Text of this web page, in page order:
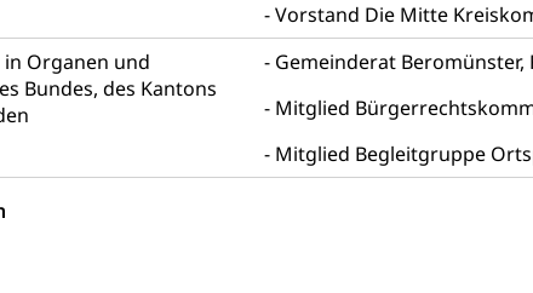
Vorstand Die Mitte
Organen und
Bundes, des Kantons
Gemeinderat Beromünster,
Mitglied
Mitglied Begleitgruppe
Militärdienstpflicht, Wehrpflicht, Berufssoldat,
Wehrpflichtersatzabgabe